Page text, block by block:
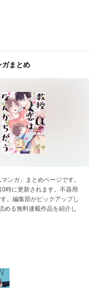
まとめ
ンガ」まとめページです。
時に更新されます。不器用
。編集部がピックアップし
める無料連載作品を紹介し